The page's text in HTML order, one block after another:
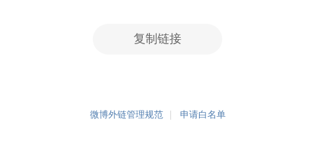
复制链接
微博外链管理规范 申请白名单